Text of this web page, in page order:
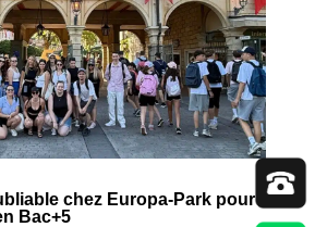
chez Europa-Park pour
Bac+5